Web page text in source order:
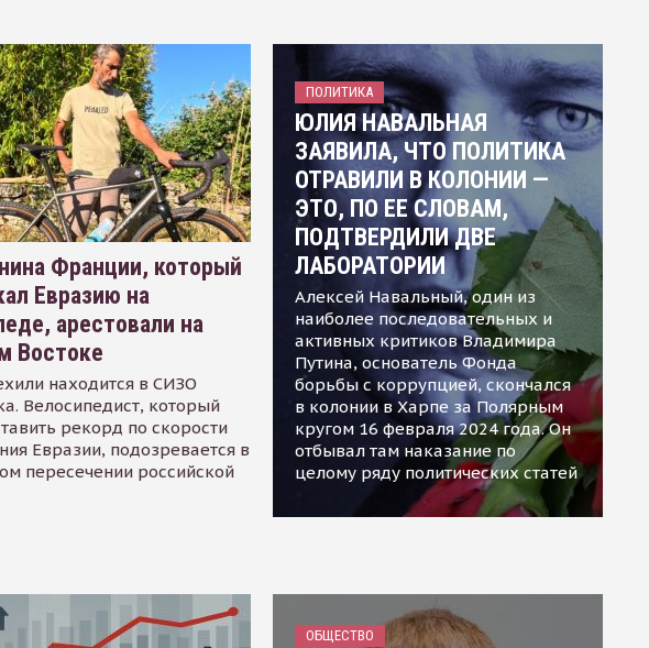
Франции, который
Евразию на
арестовали на
Востоке
находится в СИЗО
Велосипедист, который
рекорд по скорости
Евразии, подозревается в
пересечении российской
ПОЛИТИКА
ЮЛИЯ НАВАЛЬНАЯ
ЗАЯВИЛА, ЧТО ПОЛИТИКА
ОТРАВИЛИ В КОЛОНИИ —
ЭТО, ПО ЕЕ СЛОВАМ,
ПОДТВЕРДИЛИ ДВЕ
ЛАБОРАТОРИИ
Алексей Навальный, один из
наиболее последовательных и
активных критиков Владимира
Путина, основатель Фонда
борьбы с коррупцией, скончался
в колонии в Харпе за Полярным
кругом 16 февраля 2024 года. Он
отбывал там наказание по
целому ряду политических статей
ОБЩЕСТВО